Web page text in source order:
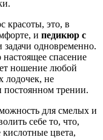
красоты, это, в
и педикюр с
задачи одновременно.
спасение
ношение любой
лодочек, не
постоянном трении.
для смелых и
себе то, что,
цвета,